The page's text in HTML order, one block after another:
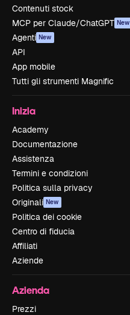
Contenuti stock
MCP per Claude/ChatGPT New
Agenti New
API
App mobile
Tutti gli strumenti Magnific
Inizia
Academy
Documentazione
Assistenza
Termini e condizioni
Politica sulla privacy
Originali New
Politica dei cookie
Centro di fiducia
Affiliati
Aziende
Azienda
Prezzi